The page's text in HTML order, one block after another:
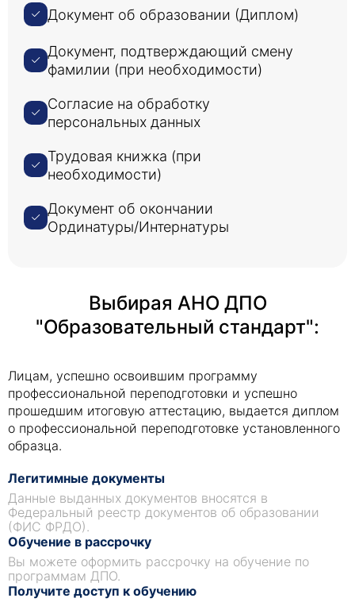
методах, важно помнить, что существуют
определенные аварийные явления и
могут варьироваться от легких до тяжелых и
могут быть вызваны различными факторами,
продуктах, неправильное применение или
основные состояния здоровья. Примерами
реакции, сыпь, ожоги, инфекции и рубцы.
Документ об образовании (Диплом)
Документ, подтверждающий смену
фамилии (при необходимости)
Согласие на обработку
персональных данных
Трудовая книжка (при
необходимости)
Документ об окончании
Ординатуры/Интернатуры
Выбирая АНО ДПО
"Образовательный стандарт":
Лицам, успешно освоившим программу
профессиональной переподготовки и успешно
прошедшим итоговую аттестацию, выдается диплом
о профессиональной переподготовке установленного
образца.
Легитимные документы
Данные выданных документов вносятся в
Федеральный реестр документов об образовании
(ФИС ФРДО).
Обучение в рассрочку
Вы можете оформить рассрочку на обучение по
программам ДПО.
Получите доступ к обучению